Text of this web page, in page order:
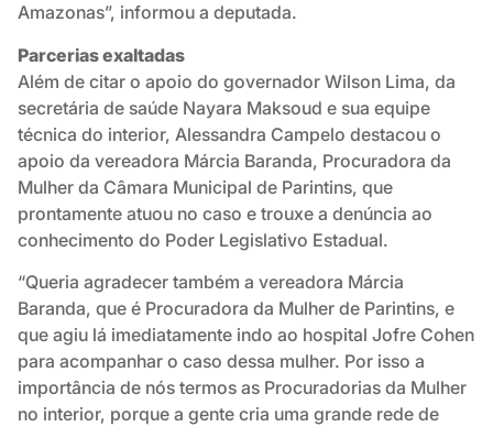
Amazonas”, informou a deputada.
Parcerias exaltadas
Além de citar o apoio do governador Wilson Lima, da
secretária de saúde Nayara Maksoud e sua equipe
técnica do interior, Alessandra Campelo destacou o
apoio da vereadora Márcia Baranda, Procuradora da
Mulher da Câmara Municipal de Parintins, que
prontamente atuou no caso e trouxe a denúncia ao
conhecimento do Poder Legislativo Estadual.
“Queria agradecer também a vereadora Márcia
Baranda, que é Procuradora da Mulher de Parintins, e
que agiu lá imediatamente indo ao hospital Jofre Cohen
para acompanhar o caso dessa mulher. Por isso a
importância de nós termos as Procuradorias da Mulher
no interior, porque a gente cria uma grande rede de